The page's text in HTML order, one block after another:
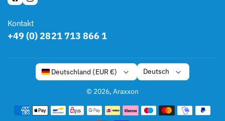
F
C
E
I
S
T
Kontakt
+49 (0) 2821 713 866 1
Deutschland (EUR €) Deutsch
© 2026,Araxxon
Z